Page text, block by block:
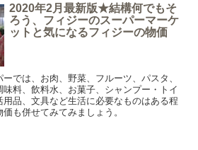
2020年2月最新版★結構何でもそ
ろう、フィジーのスーパーマーケ
ットと気になるフィジーの物価
では、お肉、野菜、フルーツ、パスタ、
料、飲料水、お菓子、シャンプー・トイ
品、文具など生活に必要なものはある程
も併せてみてみましょう。